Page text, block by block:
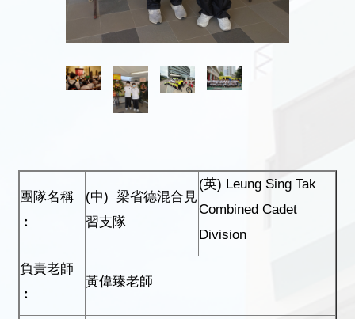
團隊名稱
︰
(中) 梁省德混合見
習支隊
(英) Leung Sing Tak
Combined Cadet
Division
負責老師
︰
黃偉臻老師